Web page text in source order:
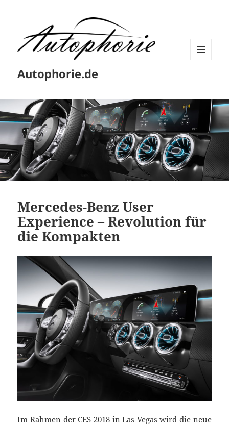
Autophorie.de
Mercedes-Benz User
Experience – Revolution für
die Kompakten
Im Rahmen der CES 2018 in Las Vegas wird die neue